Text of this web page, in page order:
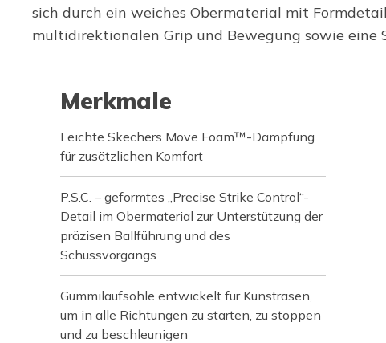
sich durch ein weiches Obermaterial mit
multidirektionalen Grip und Bewegung sowie eine
Merkmale
Leichte Skechers Move Foam™-Dämpfung
für zusätzlichen Komfort
P.S.C. – geformtes „Precise Strike Control“-
Detail im Obermaterial zur Unterstützung der
präzisen Ballführung und des
Schussvorgangs
Gummilaufsohle entwickelt für Kunstrasen,
um in alle Richtungen zu starten, zu stoppen
und zu beschleunigen